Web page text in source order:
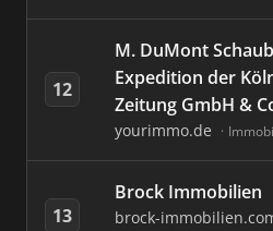
12
M. DuMont
Expedition der
Zeitung GmbH &
yourimmo.de
13
Brock Immobilien
brock-